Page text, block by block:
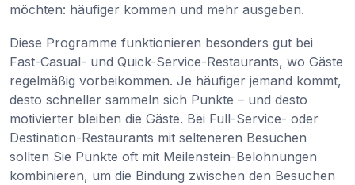
möchten: häufiger kommen und mehr ausgeben.
Diese Programme funktionieren besonders gut bei
Fast-Casual- und Quick-Service-Restaurants, wo Gäste
regelmäßig vorbeikommen. Je häufiger jemand kommt,
desto schneller sammeln sich Punkte – und desto
motivierter bleiben die Gäste. Bei Full-Service- oder
Destination-Restaurants mit selteneren Besuchen
sollten Sie Punkte oft mit Meilenstein-Belohnungen
kombinieren, um die Bindung zwischen den Besuchen